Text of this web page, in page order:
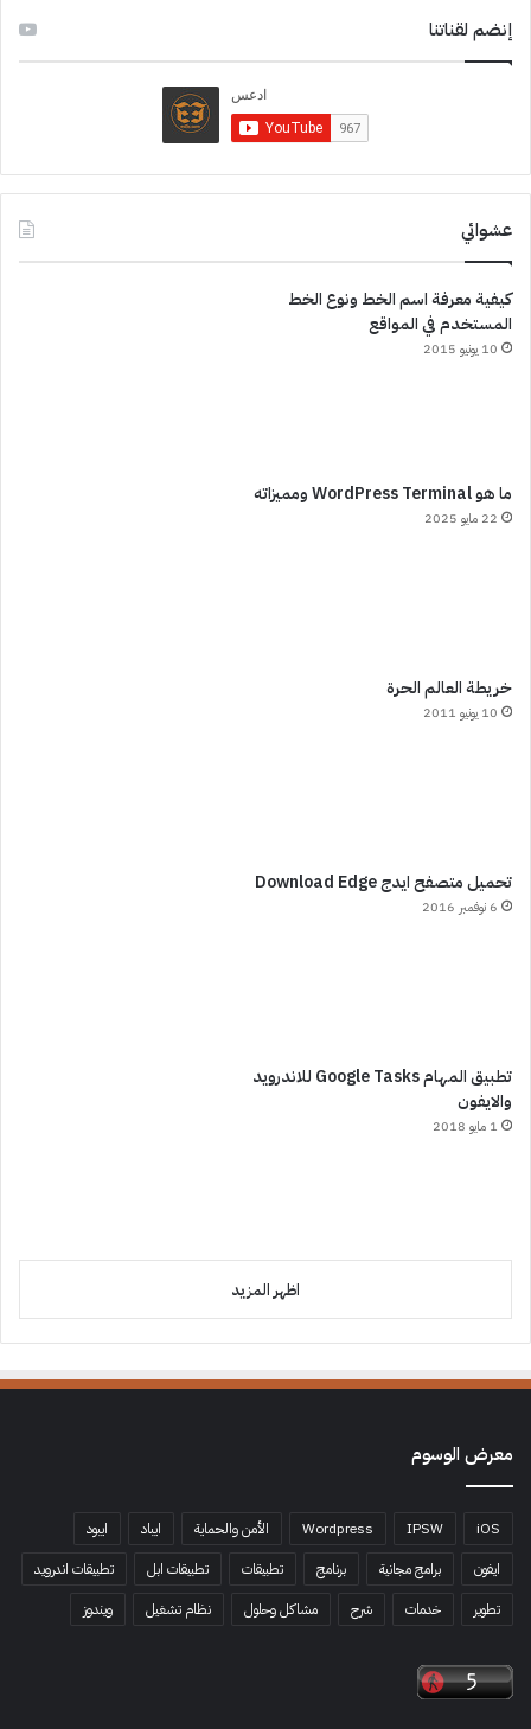
إنضم لقناتنا
عشوائي
كيفية معرفة اسم الخط ونوع الخط
المستخدم في المواقع
10 يونيو 2015
ما هو WordPress Terminal ومميزاته
22 مايو 2025
خريطة العالم الحرة
10 يونيو 2011
تحميل متصفح ايدج Download Edge
6 نوفمبر 2016
تطبيق المهام Google Tasks للاندرويد
والايفون
1 مايو 2018
اظهر المزيد
معرض الوسوم
iOS
IPSW
Wordpress الأمن والحماية ايباد
ايبود
ايفون
برامج مجانية برنامج تطبيقات تطبيقات ابل
تطبيقات اندرويد
تطوير
خدمات شرح مشاكل وحلول نظام تشغيل ويندوز